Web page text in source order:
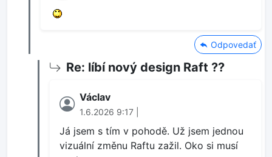
Odpovedať
Re: líbí nový design Raft ??
Václav
1.6.2026 9:17 |
Já jsem s tím v pohodě. Už jsem jednou
vizuální změnu Raftu zažil. Oko si musí